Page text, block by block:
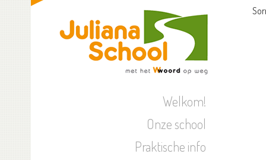
Welkom!
Onze school
Praktische info